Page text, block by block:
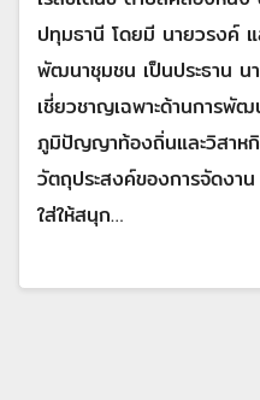
ปทุมธานี โดยมี นายวรงค์
พัฒนาชุมชน เป็นประธาน น
เชี่ยวชาญเฉพาะด้านการพั
ภูมิปัญญาท้องถิ่นและวิสาห
วัตถุประสงค์ของการจัดงา
ใส่ให้สนุก…